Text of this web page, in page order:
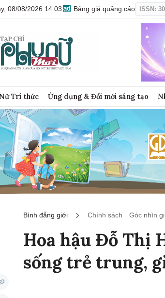
08/08/2026 14:03 Bảng giá quảng cáo ISSN:
Trí thức Ứng dụng & Đổi mới sáng tạo
Bình đẳng giới Chính sách Góc nhìn
Hoa hậu Đỗ Thị
sống trẻ trung,